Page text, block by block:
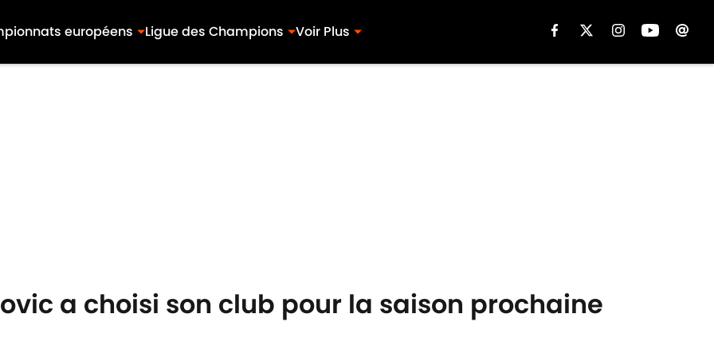
européens Ligue des Champions Voir Plus
a choisi son club pour la saison prochaine